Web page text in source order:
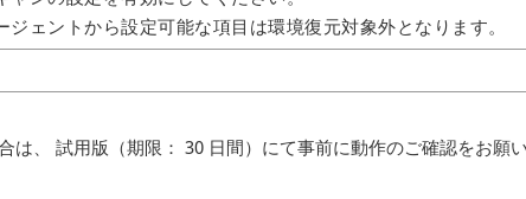
ジェントから設定可能な項目は環境復元対象外となります。
、 試用版（期限： 30 日間）にて事前に動作のご確認をお願